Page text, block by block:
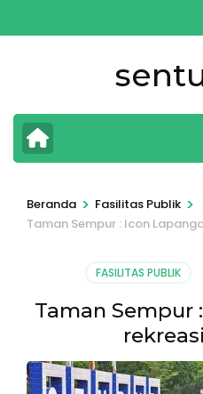
ke
Enter)
Beranda > Fasilitas Publik >
Taman Sempur : Icon
FASILITAS PUBLIK
Taman Sempur